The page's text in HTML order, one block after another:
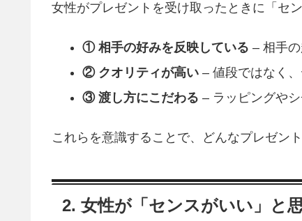
女性がプレゼントを受け取ったときに「セ
① 相手の好みを反映している – 相手
② クオリティが高い– 値段ではなく、
③ 渡し方にこだわる – ラッピングや
これらを意識することで、どんなプレゼン
2. 女性が「センスがいい」と